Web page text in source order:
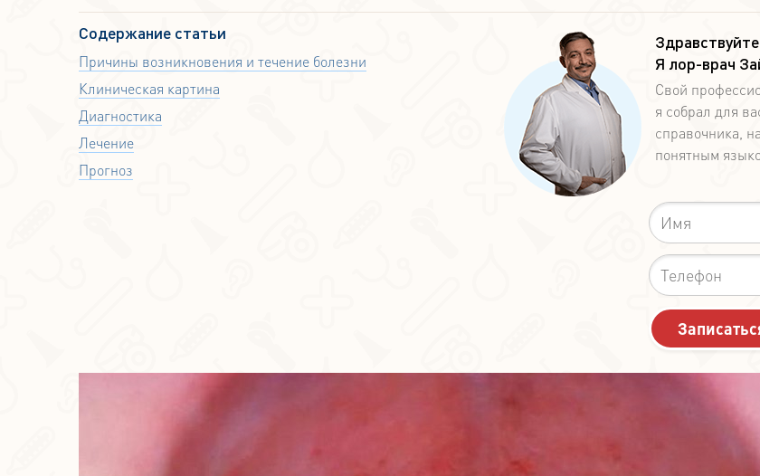
Содержание статьи
Причины возникновения и течение болезни
Клиническая картина
Диагностика
Лечение
Прогноз
Я лор-врач
Свой
я собрал для
справочника,
понятным